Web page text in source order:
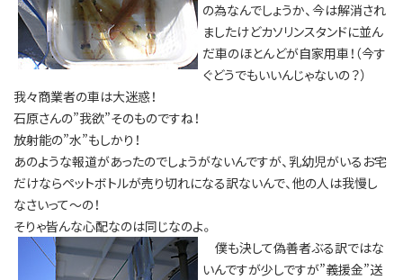
の為なんでしょうか、今は解消され
ましたけどカソリンスタンドに並ん
だ車のほとんどが自家用車！（今す
ぐどうでもいいんじゃないの？）
我々商業者の車は大迷惑！
石原さんの”我欲”そのものですね！
放射能の”水”もしかり！
あのような報道があったのでしょうがないんですが、乳幼児がいるお宅
だけならペットボトルが売り切れになる訳ないんで、他の人は我慢し
なさいって～の！
そりゃ皆んな心配なのは同じなのよ。
僕も決して偽善者ぶる訳ではな
いんですが少しですが”義援金”送